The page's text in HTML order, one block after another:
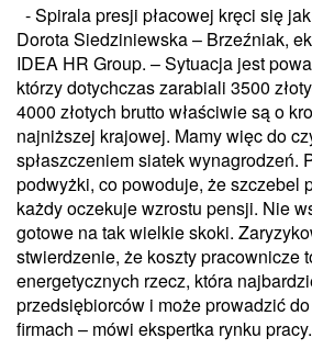
- Spirala presji płacowej kręci się
Dorota Siedziniewska – Brzeźniak,
IDEA HR Group. – Sytuacja jest
którzy dotychczas zarabiali 3500
4000 złotych brutto właściwie są o
najniższej krajowej. Mamy więc do
spłaszczeniem siatek wynagrodzeń.
podwyżki, co powoduje, że szczebel
każdy oczekuje wzrostu pensji. Nie
gotowe na tak wielkie skoki.
stwierdzenie, że koszty pracownicze
energetycznych rzecz, która
przedsiębiorców i może prowadzić
firmach – mówi ekspertka rynku pracy.